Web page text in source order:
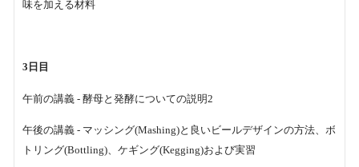
味を加える材料
3日目
午前の講義 - 酵母と発酵についての説明2
午後の講義 - マッシング(Mashing)と良いビールデザインの方法、ボ
トリング(Bottling)、ケギング(Kegging)および実習